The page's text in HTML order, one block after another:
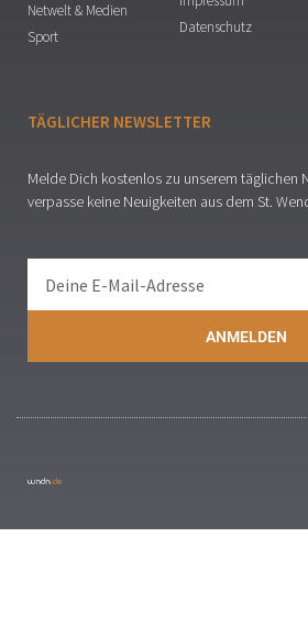
Netwelt & Medien
Sport
Datenschutz
TÄGLICHER NEWSLETTER
Melde Dich kostenlos zu unserem täglichen
verpasse keine Neuigkeiten aus dem St.
ANMELDEN